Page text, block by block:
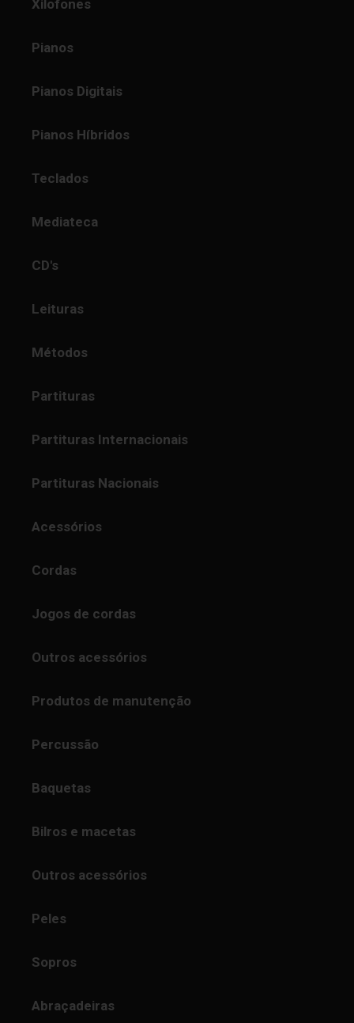
Xilofones
Pianos
Pianos Digitais
Pianos Híbridos
Teclados
Mediateca
CD's
Leituras
Métodos
Partituras
Partituras Internacionais
Partituras Nacionais
Acessórios
Cordas
Jogos de cordas
Outros acessórios
Produtos de manutenção
Percussão
Baquetas
Bilros e macetas
Outros acessórios
Peles
Sopros
Abraçadeiras